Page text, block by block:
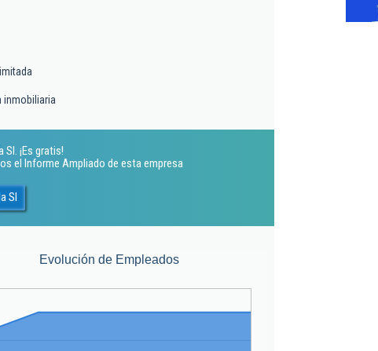
¡Es gratis!
el Informe Ampliado de esta empresa
Sl
Evolución de Empleados